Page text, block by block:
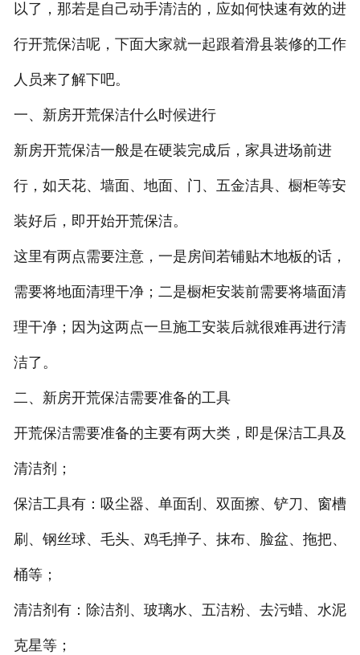
以了，那若是自己动手清洁的，应如何快速有效的进
行开荒保洁呢，下面大家就一起跟着滑县装修的工作
人员来了解下吧。
一、新房开荒保洁什么时候进行
新房开荒保洁一般是在硬装完成后，家具进场前进
行，如天花、墙面、地面、门、五金洁具、橱柜等安
装好后，即开始开荒保洁。
这里有两点需要注意，一是房间若铺贴木地板的话，
需要将地面清理干净；二是橱柜安装前需要将墙面清
理干净；因为这两点一旦施工安装后就很难再进行清
洁了。
二、新房开荒保洁需要准备的工具
开荒保洁需要准备的主要有两大类，即是保洁工具及
清洁剂；
保洁工具有：吸尘器、单面刮、双面擦、铲刀、窗槽
刷、钢丝球、毛头、鸡毛掸子、抹布、脸盆、拖把、
桶等；
清洁剂有：除洁剂、玻璃水、五洁粉、去污蜡、水泥
克星等；